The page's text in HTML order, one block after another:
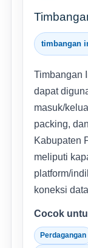
timbangan
Timbangan
dapat
masuk/
packing,
Kabupaten
meliputi
platform/
koneksi
Cocok
Perdagangan